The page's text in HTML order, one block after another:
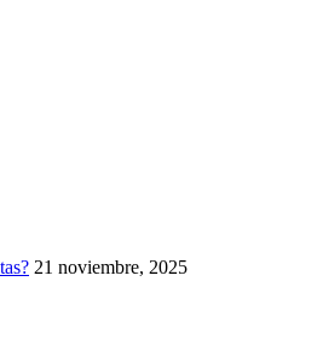
21 noviembre, 2025